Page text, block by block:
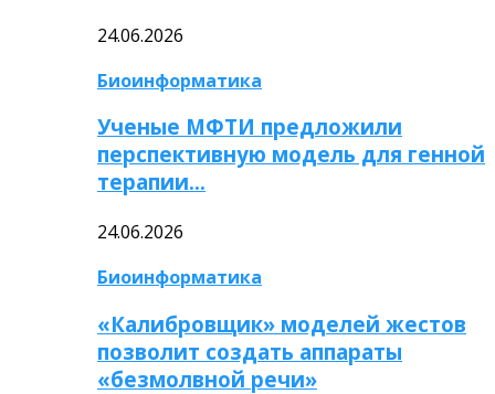
24.06.2026
Биоинформатика
Ученые МФТИ предложили
перспективную модель для генной
терапии…
24.06.2026
Биоинформатика
«Калибровщик» моделей жестов
позволит создать аппараты
«безмолвной речи»